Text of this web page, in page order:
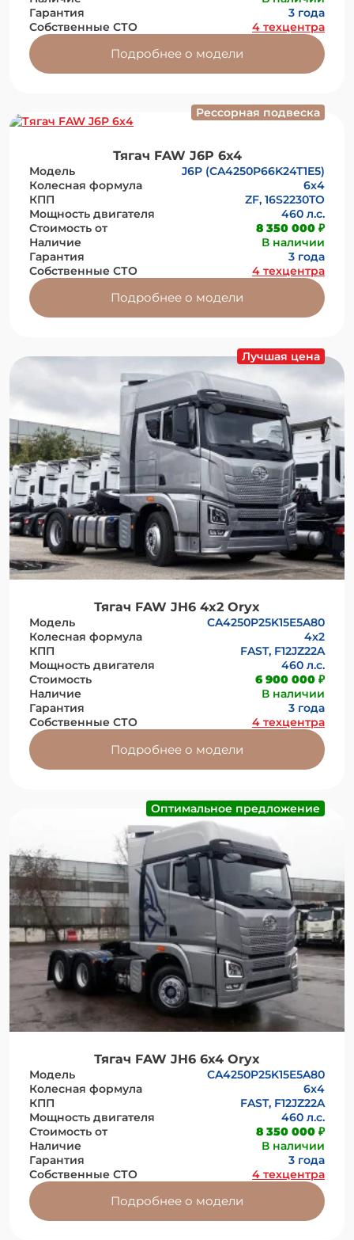
Гарантия
3 года
Собственные СТО
4 техцентра
Подробнее о модели
Рессорная подвеска
Тягач FAW J6P 6х4
Модель
J6P (CA4250P66K24T1E5)
Колесная формула
6х4
КПП
ZF, 16S2230TO
Мощность двигателя
460 л.с.
Стоимость от
8 350 000 ₽
Наличие
В наличии
Гарантия
3 года
Собственные СТО
4 техцентра
Подробнее о модели
Лучшая цена
Тягач FAW JH6 4x2 Oryx
Модель
CA4250P25K15E5A80
Колесная формула
4х2
КПП
FAST, F12JZ22A
Мощность двигателя
460 л.с.
Стоимость
6 900 000 ₽
Наличие
В наличии
Гарантия
3 года
Собственные СТО
4 техцентра
Подробнее о модели
Оптимальное предложение
Тягач FAW JH6 6x4 Oryx
Модель
CA4250P25K15E5A80
Колесная формула
6x4
КПП
FAST, F12JZ22A
Мощность двигателя
460 л.с.
Стоимость от
8 350 000 ₽
Наличие
В наличии
Гарантия
3 года
Собственные СТО
4 техцентра
Подробнее о модели